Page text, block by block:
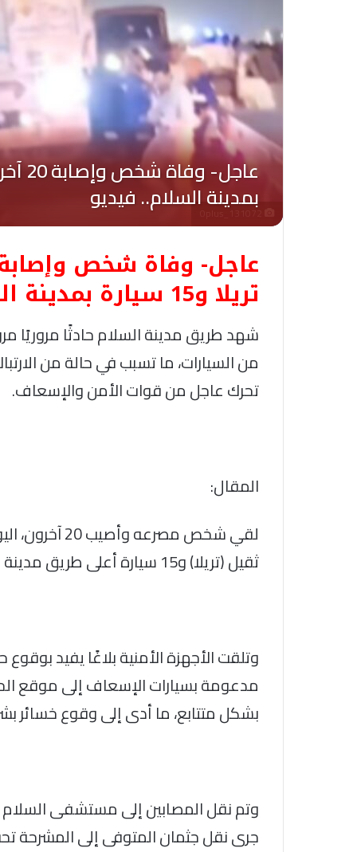
تريلا و15 سيارة بمدينة السلام.. فيديو
شهد طريق مدينة السلام حادثًا مروريًا
من السيارات، ما تسبب في حالة من
تحرك عاجل من قوات الأمن والإسعاف.
المقال:
لقي شخص
ثقيل (تريلا) و15 سيارة أعلى طريق مدينة السلام.
وتلقت الأجهزة الأمنية بلاغًا يفيد
مدعومة بسيارات الإسعاف إلى موقع
بشكل متتابع، ما أدى إلى وقوع خسائر
وتم نقل المصابين إلى مستشفى السلام
جرى نقل جثمان المتوفى إلى المشرحة